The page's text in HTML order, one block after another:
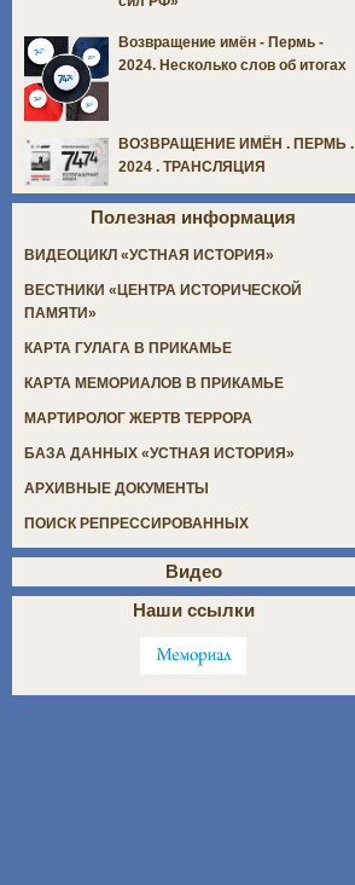
Возвращение имён - Пермь -
2024. Несколько слов об итогах
ВОЗВРАЩЕНИЕ ИМЁН . ПЕРМЬ .
2024 . ТРАНСЛЯЦИЯ
Полезная информация
ВИДЕОЦИКЛ «УСТНАЯ ИСТОРИЯ»
ВЕСТНИКИ «ЦЕНТРА ИСТОРИЧЕСКОЙ
ПАМЯТИ»
КАРТА ГУЛАГА В ПРИКАМЬЕ
КАРТА МЕМОРИАЛОВ В ПРИКАМЬЕ
МАРТИРОЛОГ ЖЕРТВ ТЕРРОРА
БАЗА ДАННЫХ «УСТНАЯ ИСТОРИЯ»
АРХИВНЫЕ ДОКУМЕНТЫ
ПОИСК РЕПРЕССИРОВАННЫХ
Видео
Наши ссылки